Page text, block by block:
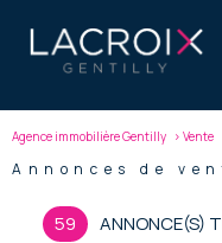
Agence immobilière Gentilly Vente
Annonces de
59 ANNONCE(S)